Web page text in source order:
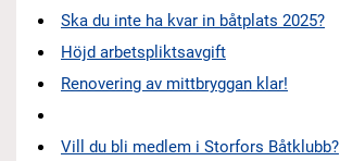
Ska du inte ha kvar in båtplats 2025?
Höjd arbetspliktsavgift
Renovering av mittbryggan klar!
Vill du bli medlem i Storfors Båtklubb?